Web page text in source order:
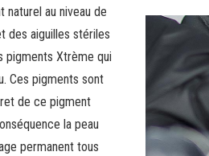
naturel au niveau de
des aiguilles stériles
pigments Xtrème qui
Ces pigments sont
de ce pigment
la peau
permanent tous